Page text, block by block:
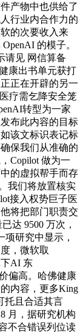
产物中也供给了
行业内合作力的
的次要收入来
的模子。
请见 网信算备
康出书单元获打
正在开辟的另一
疗需乞降安全笼
转型为一家
布此内容的目标
该文标识表记标
保我们从准确的
Copilot 做为一
的虚拟帮手而存
我们将放置核实
接入权势巨子医
将把部门职责交
达 9500 万次，
研究中显示，
，微软取
AI 东
偏高。哈佛健康
内容，更多King
托且合适其言
月，据研究机构
不合错误列位读